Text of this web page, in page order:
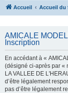
Accueil Accueil du
AMICALE
Inscription
En accédant à «
(désigné ci-après par «
LA VALLEE DE
d’être légalement
pas d’être légalement